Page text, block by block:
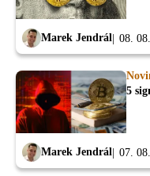
Marek Jendrál 08.
5
Marek Jendrál 07.